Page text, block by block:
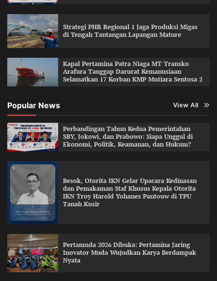
Strategi PHR Regional 1 Jaga Produksi Migas
di Tengah Tantangan Lapangan Mature
Kapal Pertamina Patra Niaga MT Transko
Arafura Tanggap Darurat Kemanusiaan
Selamatkan 17 Korban KMP Mutiara Sentosa 2
Popular News View All
Perbandingan Tahun Kedua Pemerintahan
SBY, Jokowi, dan Prabowo: Siapa Unggul di
Ekonomi, Politik, Keamanan, dan Hukum?
Besok, Otorita IKN Gelar Upacara Kedinasan
dan Pemakaman Staf Khusus Kepala Otorita
IKN Troy Harold Yohanes Pantouw di TPU
Tanah Kusir
Pertamuda 2026 Dibuka: Pertamina Jaring
Inovator Muda Wujudkan Karya Berdampak
Nyata